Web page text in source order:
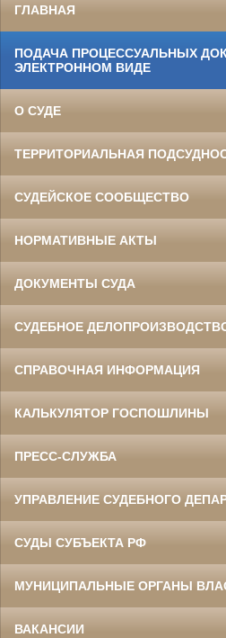
ГЛАВНАЯ
ПОДАЧА ПРОЦЕССУАЛЬНЫХ
ЭЛЕКТРОННОМ ВИДЕ
О СУДЕ
ТЕРРИТОРИАЛЬНАЯ
СУДЕЙСКОЕ СООБЩЕСТВО
НОРМАТИВНЫЕ АКТЫ
ДОКУМЕНТЫ СУДА
СУДЕБНОЕ
СПРАВОЧНАЯ ИНФОРМАЦИЯ
КАЛЬКУЛЯТОР ГОСПОШЛИНЫ
ПРЕСС-СЛУЖБА
УПРАВЛЕНИЕ СУДЕБНОГО
СУДЫ СУБЪЕКТА РФ
МУНИЦИПАЛЬНЫЕ ОРГАНЫ
ВАКАНСИИ